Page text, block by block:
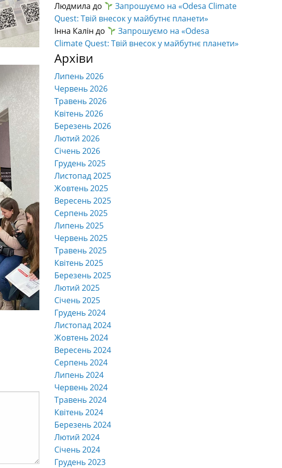
Людмила до
Запрошуємо на «Odesa Climate
Quest: Твій внесок у майбутнє планети»
Інна Калін до
Запрошуємо на «Odesa
Climate Quest: Твій внесок у майбутнє планети»
Архіви
Липень 2026
Червень 2026
Травень 2026
Квітень 2026
Березень 2026
Лютий 2026
Січень 2026
Грудень 2025
Листопад 2025
Жовтень 2025
Вересень 2025
Серпень 2025
Липень 2025
Червень 2025
Травень 2025
Квітень 2025
Березень 2025
Лютий 2025
Січень 2025
Грудень 2024
Листопад 2024
Жовтень 2024
Вересень 2024
Серпень 2024
Липень 2024
Червень 2024
Травень 2024
Квітень 2024
Березень 2024
Лютий 2024
Січень 2024
Грудень 2023